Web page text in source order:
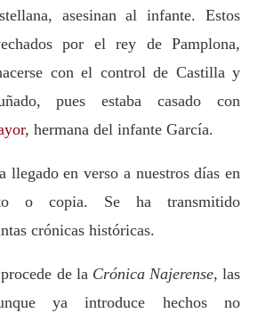
asesinan al infante. Estos
por el rey de Pamplona,
con el control de Castilla y
pues estaba casado con
, hermana del infante García.
llegado en verso a nuestros días en
o copia. Se ha transmitido
crónicas históricas.
de la Crónica Najerense, las
ya introduce hechos no